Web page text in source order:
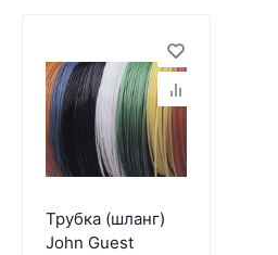
Трубка (шланг)
John Guest